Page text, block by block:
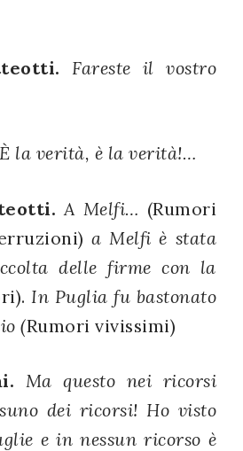
Fareste il vostro
È la verità, è la verità!…
A Melfi… (Rumori
a Melfi è stata
delle firme con la
In Puglia fu bastonato
(Rumori vivissimi)
Ma questo nei ricorsi
dei ricorsi! Ho visto
e in nessun ricorso è